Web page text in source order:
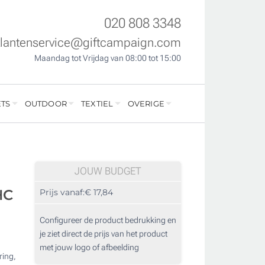
020 808 3348
Maandag tot Vrijdag van 08:00 tot 15:00
OUTDOOR TEXTIEL OVERIGE
JOUW BUDGET
Prijs vanaf:€ 17,84
Configureer de product bedrukking en
je ziet direct de prijs van het product
met jouw logo of afbeelding